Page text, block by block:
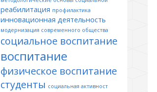
реабилитация профилактика
инновационная деятельность
модернизация современного общества
социальное воспитание
воспитание
физическое воспитание
студенты социальная активност